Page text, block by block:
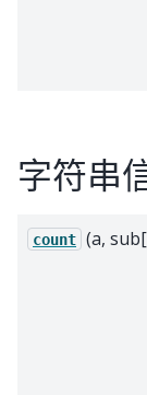
字符串
count (a,